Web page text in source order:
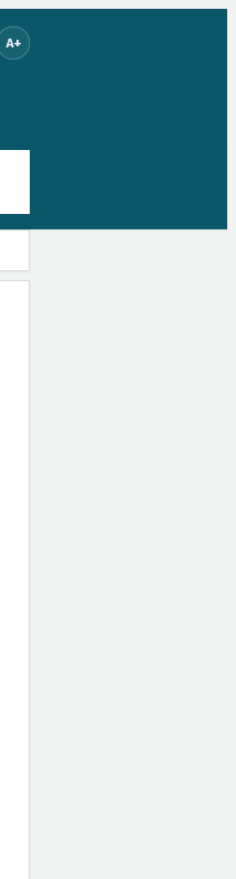
A+